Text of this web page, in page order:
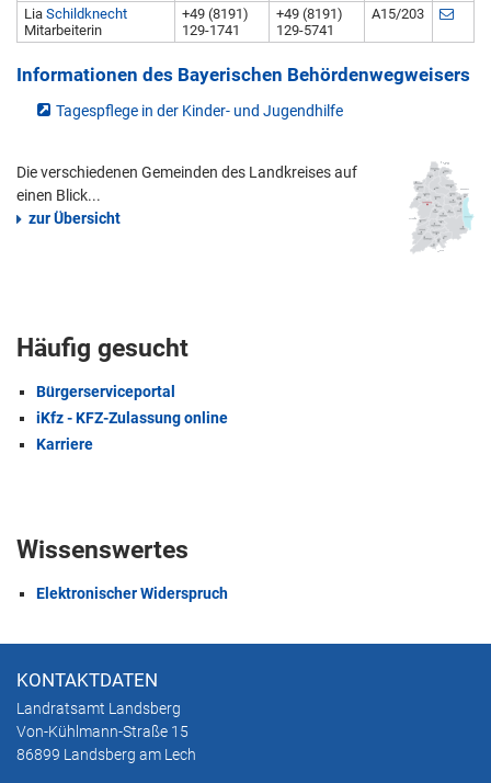
LiaSchildknecht
Mitarbeiterin
+49 (8191)
129-1741
+49 (8191)
129-5741
A15/203
Informationen des Bayerischen Behördenwegweisers
Tagespflege in der Kinder- und Jugendhilfe
Die verschiedenen Gemeinden des Landkreises auf
einen Blick...
zur Übersicht
Häufig gesucht
Bürgerserviceportal
iKfz - KFZ-Zulassung online
Karriere
Wissenswertes
Elektronischer Widerspruch
KONTAKTDATEN
Landratsamt Landsberg
Von-Kühlmann-Straße 15
86899 Landsberg am Lech